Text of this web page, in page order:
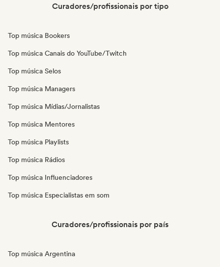
Curadores/profissionais por tipo
Top música Bookers
Top música Canais do YouTube/Twitch
Top música Selos
Top música Managers
Top música Mídias/Jornalistas
Top música Mentores
Top música Playlists
Top música Rádios
Top música Influenciadores
Top música Especialistas em som
Curadores/profissionais por país
Top música Argentina